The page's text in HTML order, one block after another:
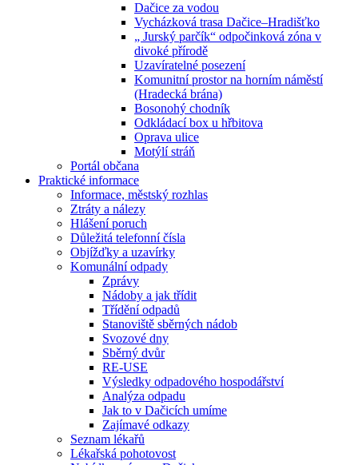
Dačice za vodou
Vycházková trasa Dačice–Hradišťko
„ Jurský parčík“ odpočinková zóna v
divoké přírodě
Uzavíratelné posezení
Komunitní prostor na horním náměstí
(Hradecká brána)
Bosonohý chodník
Odkládací box u hřbitova
Oprava ulice
Motýlí stráň
Portál občana
Praktické informace
Informace, městský rozhlas
Ztráty a nálezy
Hlášení poruch
Důležitá telefonní čísla
Objížďky a uzavírky
Komunální odpady
Zprávy
Nádoby a jak třídit
Třídění odpadů
Stanoviště sběrných nádob
Svozové dny
Sběrný dvůr
RE-USE
Výsledky odpadového hospodářství
Analýza odpadu
Jak to v Dačicích umíme
Zajímavé odkazy
Seznam lékařů
Lékařská pohotovost